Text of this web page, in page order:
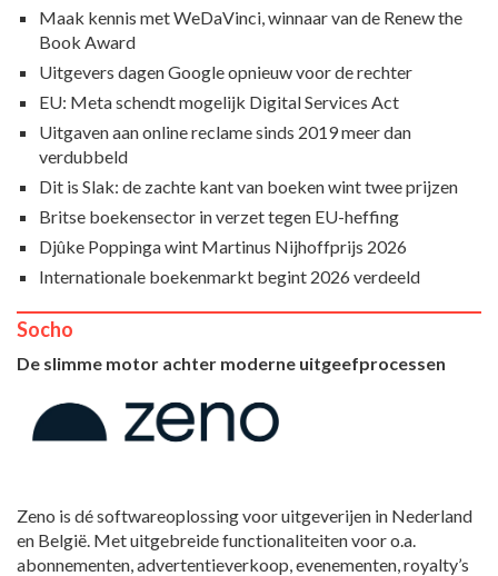
Maak kennis met WeDaVinci, winnaar van de Renew the
Book Award
Uitgevers dagen Google opnieuw voor de rechter
EU: Meta schendt mogelijk Digital Services Act
Uitgaven aan online reclame sinds 2019 meer dan
verdubbeld
Dit is Slak: de zachte kant van boeken wint twee prijzen
Britse boekensector in verzet tegen EU-heffing
Djûke Poppinga wint Martinus Nijhoffprijs 2026
Internationale boekenmarkt begint 2026 verdeeld
Socho
De slimme motor achter moderne uitgeefprocessen
Zeno is dé softwareoplossing voor uitgeverijen in Nederland
en België. Met uitgebreide functionaliteiten voor o.a.
abonnementen, advertentieverkoop, evenementen, royalty’s